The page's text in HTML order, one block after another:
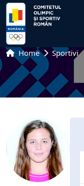
Home Sportivi